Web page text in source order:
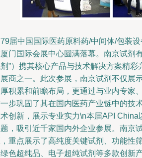
届中国国际医药原料药/中间体/包装
门国际会展中心圆满落幕。南京试剂
”）携其核心产品与技术解决方案精
商之一。此次参展，南京试剂不仅展
积累和前瞻布局，更通过与业内专家
步巩固了其在国内医药产业链中的技
创新，展示专业实力\n本届API China
，吸引近千家国内外企业参展。南京
重点展示了高纯度关键试剂、功能性
色超纯品、电子超纯试剂等多款创新